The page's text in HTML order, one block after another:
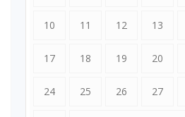
10 11 12 13
17 18 19 20
24 25 26 27